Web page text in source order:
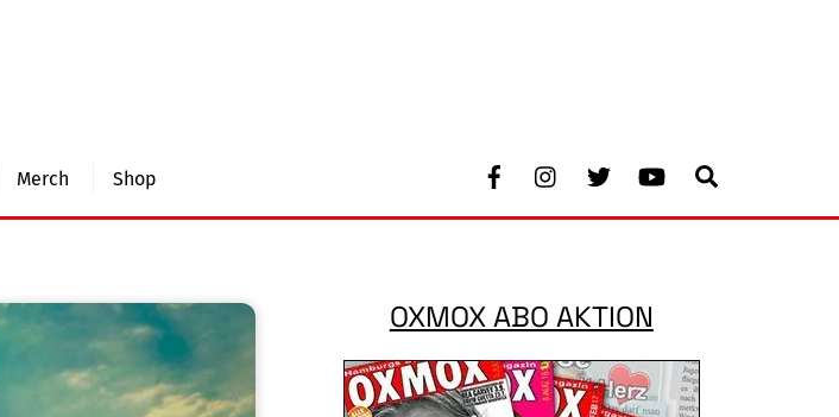
Facebook Youtube
Merch Shop
OXMOX ABO AKTION